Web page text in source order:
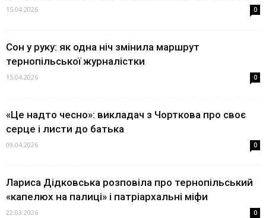
15.04.2026 0
Сон у руку: як одна ніч змінила маршрут
тернопільської журналістки
15.04.2026 0
«Це надто чесно»: викладач з Чорткова про своє
серце і листи до батька
09.04.2026 0
Лариса Дідковська розповіла про тернопільський
«капелюх на палиці» і патріархальні міфи
22.03.2026 0